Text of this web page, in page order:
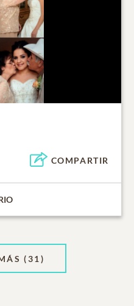
COMPARTIR
(31)